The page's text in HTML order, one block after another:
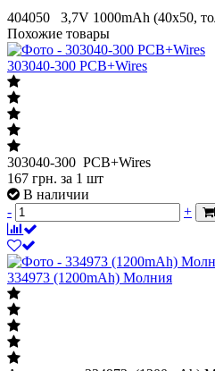
404050 3,7V 1000mAh (40x50,
Похожие товары
303040-300 PCB+Wires
303040-300 PCB+Wires
167 грн. за 1 шт
В наличии
-
+
334973 (1200mAh) Молния